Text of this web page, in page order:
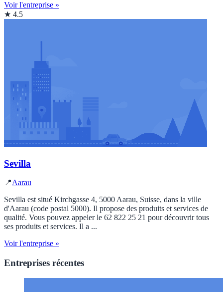
Voir l'entreprise »
★ 4.5
Sevilla
📍Aarau
Sevilla est situé Kirchgasse 4, 5000 Aarau, Suisse, dans la ville
d'Aarau (code postal 5000). Il propose des produits et services de
qualité. Vous pouvez appeler le 62 822 25 21 pour découvrir tous
ses produits et services. Il a ...
Voir l'entreprise »
Entreprises récentes